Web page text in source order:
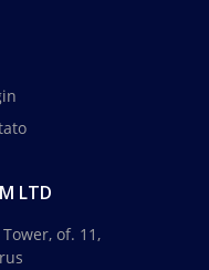
LTD
of. 11,